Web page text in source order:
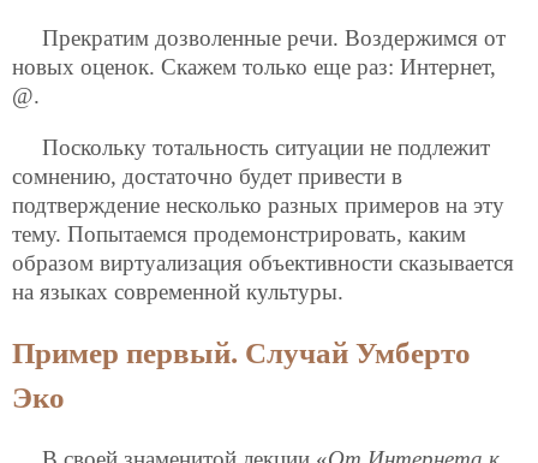
Прекратим дозволенные речи. Воздержимся от
новых оценок. Скажем только еще раз: Интернет,
@.
Поскольку тотальность ситуации не подлежит
сомнению, достаточно будет привести в
подтверждение несколько разных примеров на эту
тему. Попытаемся продемонстрировать, каким
образом виртуализация объективности сказывается
на языках современной культуры.
Пример первый. Случай Умберто
Эко